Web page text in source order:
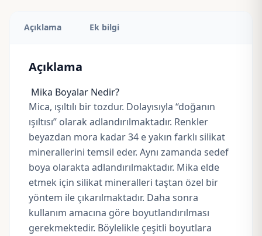
Açıklama Ek bilgi
Açıklama
Mika Boyalar Nedir?
Mica, ışıltılı bir tozdur. Dolayısıyla “doğanın
ışıltısı” olarak adlandırılmaktadır. Renkler
beyazdan mora kadar 34 e yakın farklı silikat
minerallerini temsil eder. Aynı zamanda sedef
boya olarakta adlandırılmaktadır. Mika elde
etmek için silikat mineralleri taştan özel bir
yöntem ile çıkarılmaktadır. Daha sonra
kullanım amacına göre boyutlandırılması
gerekmektedir. Böylelikle çeşitli boyutlara